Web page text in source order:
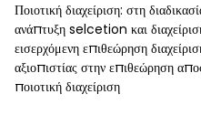
Ποιοτική διαχείριση: στη
ανάπτυξη selcetion και
εισερχόμενη επιθεώρηση
αξιοπιστίας στην επιθεώρηση
ποιοτική διαχείριση